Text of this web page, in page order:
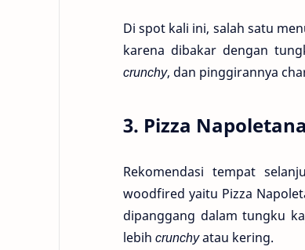
Di spot kali ini, salah satu
karena dibakar dengan
crunchy, dan pinggirannya
3. Pizza Napoletana
Rekomendasi tempat
woodfired yaitu Pizza
dipanggang dalam tungku
lebih crunchyatau kering.